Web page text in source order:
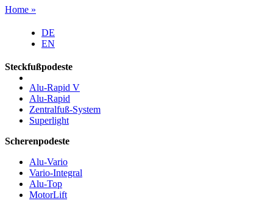
Home »
DE
EN
Steckfußpodeste
Alu-Rapid V
Alu-Rapid
Zentralfuß-System
Superlight
Scherenpodeste
Alu-Vario
Vario-Integral
Alu-Top
MotorLift